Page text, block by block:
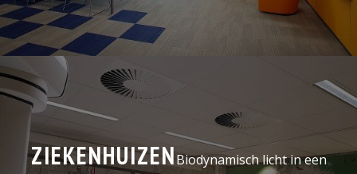
ZIEKENHUIZENBiodynamisch licht in een